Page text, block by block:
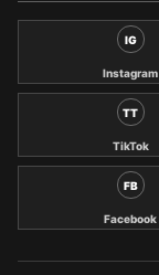
IG
Instagram
TT
TikTok
FB
Facebook